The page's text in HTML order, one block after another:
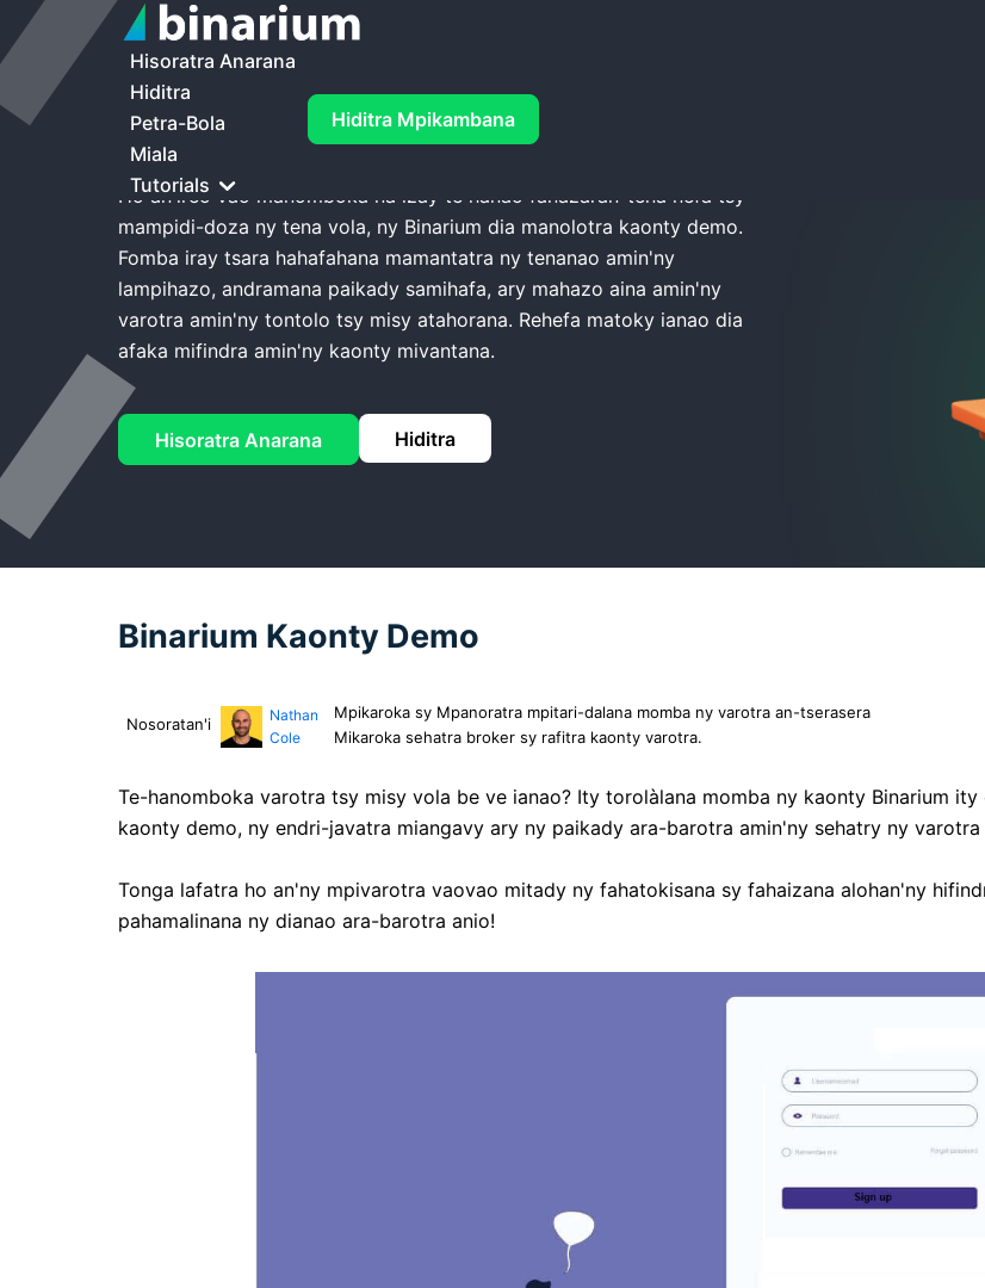
Hisoratra Anarana
Hiditra
Petra-Bola
Miala
Tutorials
Hiditra Mpikambana
Trano Binarium Kaonty Demo
Binarium Kaonty Demo
Ho an'ireo vao manomboka na izay te hanao fanazaran-tena nefa tsy
mampidi-doza ny tena vola, ny Binarium dia manolotra kaonty demo.
Fomba iray tsara hahafahana mamantatra ny tenanao amin'ny
lampihazo, andramana paikady samihafa, ary mahazo aina amin'ny
varotra amin'ny tontolo tsy misy atahorana. Rehefa matoky ianao dia
afaka mifindra amin'ny kaonty mivantana.
Hisoratra Anarana Hiditra
Binarium Kaonty Demo
Nosoratan'i
Nathan
Cole
Mpikaroka sy Mpanoratra mpitari-dalana momba ny varotra an-tserasera
Mikaroka sehatra broker sy rafitra kaonty varotra.
Te-hanomboka varotra tsy misy vola be ve ianao? Ity torolàlana momba ny kaonty Binarium
kaonty demo, ny endri-javatra miangavy ary ny paikady ara-barotra amin'ny sehatry ny
Tonga lafatra ho an'ny mpivarotra vaovao mitady ny fahatokisana sy fahaizana alohan'ny
pahamalinana ny dianao ara-barotra anio!